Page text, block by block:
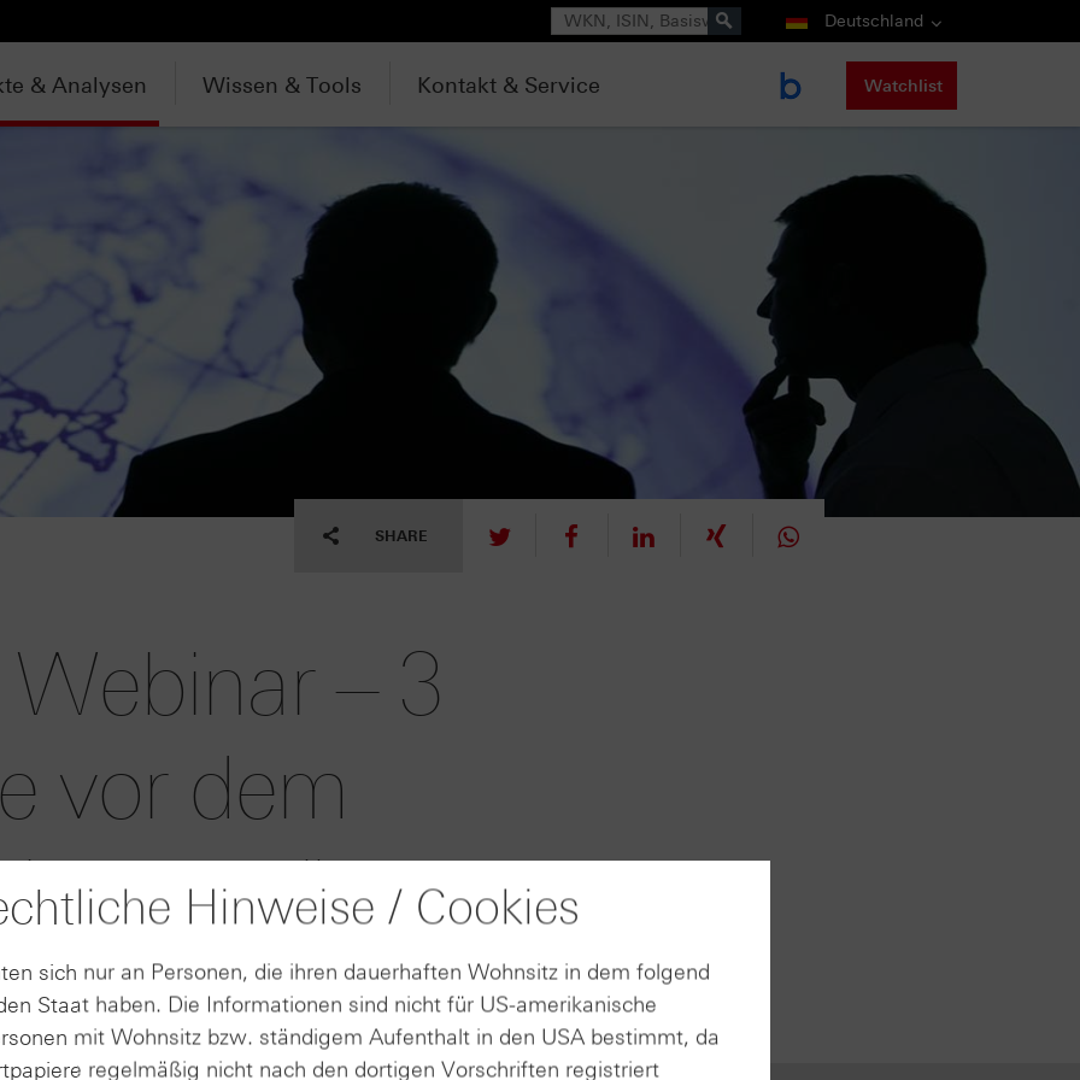
Suche Deutschland
& Analysen Wissen & Tools Kontakt & Service Watchlist
– 3
vor dem
müssen
Sie um 18:30 Uhr herzlich zu unserem Webinar „3 Tipps,
Unser Produktexperte Julius Weiß freut sich auf Ihre
SHARE tweet mitteilen
Hinweise / Cookies
sich nur an Personen, die ihren dauerhaften Wohnsitz in dem folgend
Staat haben. Die Informationen sind nicht für US-amerikanische
mit Wohnsitz bzw. ständigem Aufenthalt in den USA bestimmt, da
regelmäßig nicht nach den dortigen Vorschriften registriert